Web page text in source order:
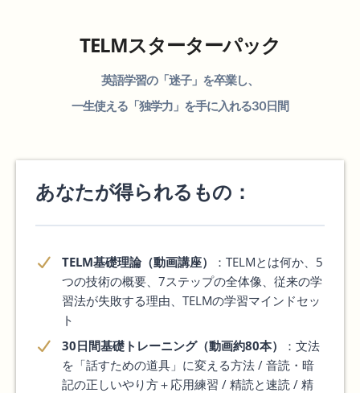
TELMスターターパック
英語学習の「迷子」を卒業し、
一生使える「独学力」を手に入れる30日間
あなたが得られるもの：
TELM基礎理論（動画講座）
：TELMとは何か、5
つの技術の概要、7ステップの全体像、従来の学
習法が失敗する理由、TELMの学習マインドセッ
ト
30日間基礎トレーニング（動画約80本）
：文法
を「話すための道具」に変える方法 / 音読・暗
記の正しいやり方＋応用練習 / 精読と速読 / 精